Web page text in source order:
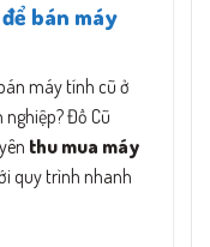
bán máy
máy tính cũ ở
Đồ Cũ
thu mua máy
quy trình nhanh